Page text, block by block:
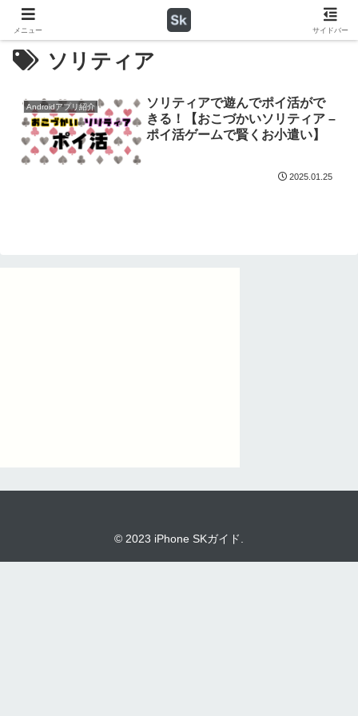
ソリティア
Androidアプリ紹介
ソリティアで遊んでポイ活がで
きる！【おこづかいソリティア –
ポイ活ゲームで賢くお小遣い】
2025.01.25
© 2023 iPhone SKガイド.
メニュー サイドバー